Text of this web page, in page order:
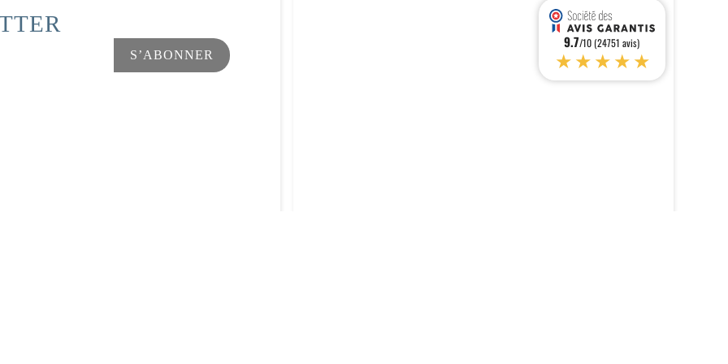
de confidentialité, en garantissant la conformité avec les réglementations. Personnalisez vos préférences pour
9.7/10 (24751 avis)
★★★★★